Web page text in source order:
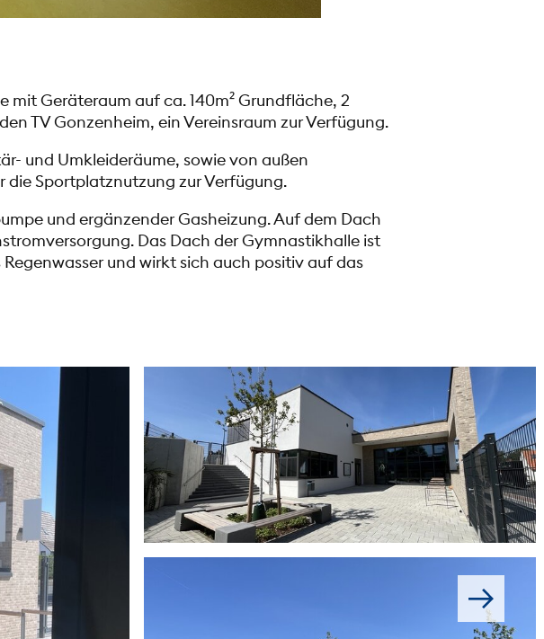
Geräteraum auf ca. 140m² Grundfläche, 2
TV Gonzenheim, ein Vereinsraum zur Verfügung.
und Umkleideräume, sowie von außen
Sportplatznutzung zur Verfügung.
und ergänzender Gasheizung. Auf dem Dach
Das Dach der Gymnastikhalle ist
und wirkt sich auch positiv auf das